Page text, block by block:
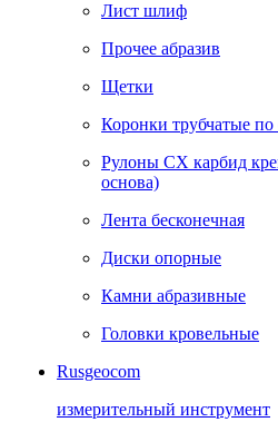
Лист шлиф
Прочее абразив
Щетки
Коронки трубчатые по
Рулоны CX карбид
основа)
Лента бесконечная
Диски опорные
Камни абразивные
Головки кровельные
Rusgeocom
измерительный инструмент